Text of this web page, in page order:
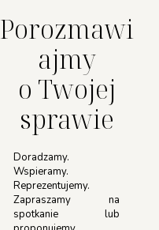
Porozmawi
ajmy
o Twojej
sprawie
Doradzamy.
Wspieramy.
Reprezentujemy.
Zapraszamy na
spotkanie lub